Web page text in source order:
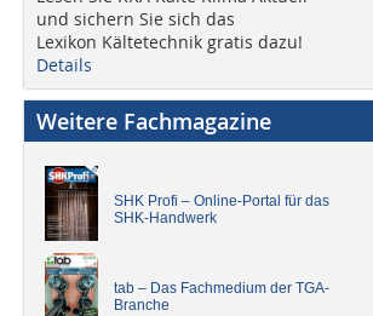
und sichern Sie sich das
Lexikon Kältetechnik gratis dazu!
Details
Weitere Fachmagazine
SHK Profi – Online-Portal für das
SHK-Handwerk
tab – Das Fachmedium der TGA-
Branche